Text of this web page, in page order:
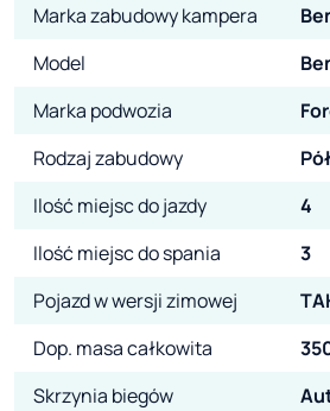
Marka zabudowy kampera
Model
Marka podwozia
Rodzaj zabudowy
Ilość miejsc do jazdy
4
Ilość miejsc do spania
3
Pojazd w wersji zimowej
Dop. masa całkowita
Skrzynia biegów